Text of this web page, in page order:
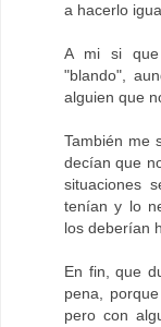
a hacerlo
A mi si que
"blando",
alguien que
También me
decían que
situaciones
tenían y lo
los deberían
En fin, que
pena,
pero con